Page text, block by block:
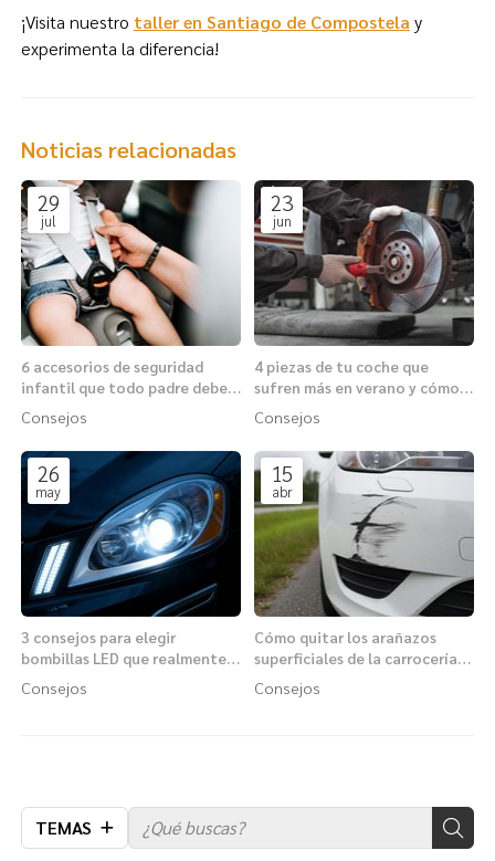
TEMAS
¡Visita nuestro taller en Santiago de Compostela y
experimenta la diferencia!
Noticias relacionadas
29
jul
6 accesorios de seguridad
infantil que todo padre debe
conocer antes de viajar
Consejos
23
jun
4 piezas de tu coche que
sufren más en verano y cómo
protegerlas
Consejos
26
may
3 consejos para elegir
bombillas LED que realmente
mejoren tu visibilidad
nocturna
Consejos
15
abr
Cómo quitar los arañazos
superficiales de la carrocería
con los productos adecuados
Consejos